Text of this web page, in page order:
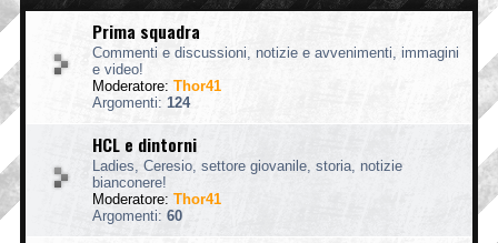
Prima squadra
Commenti e discussioni, notizie e avvenimenti, immagini
e video!
Moderatore: Thor41
Argomenti: 124
HCL e dintorni
Ladies, Ceresio, settore giovanile, storia, notizie
bianconere!
Moderatore: Thor41
Argomenti: 60